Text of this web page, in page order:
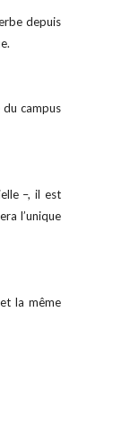
depuis
campus
–, il est
l’unique
la même